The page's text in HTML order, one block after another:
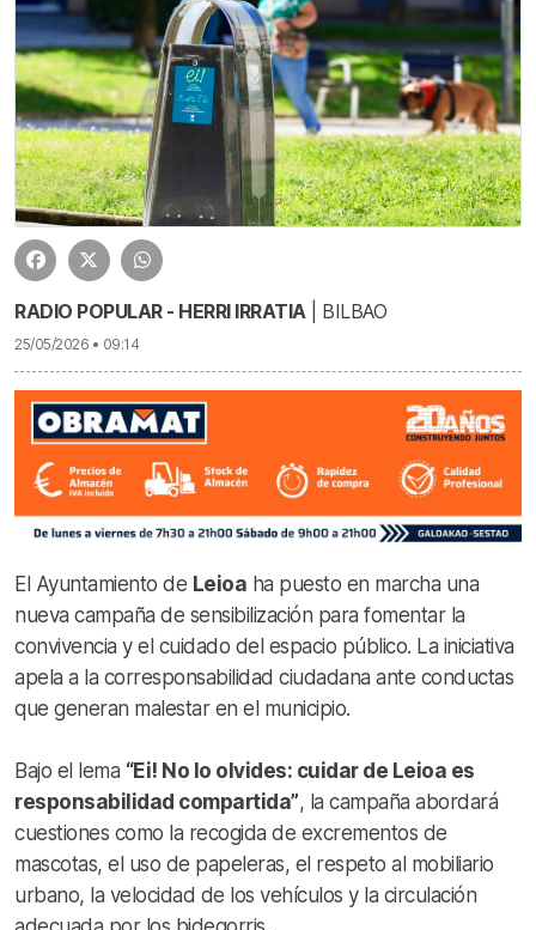
RADIO POPULAR - HERRI IRRATIA| BILBAO
25/05/2026 • 09:14
El Ayuntamiento de Leioa ha puesto en marcha una
nueva campaña de sensibilización para fomentar la
convivencia y el cuidado del espacio público. La iniciativa
apela a la corresponsabilidad ciudadana ante conductas
que generan malestar en el municipio.
Bajo el lema “Ei! No lo olvides: cuidar de Leioa es
responsabilidad compartida”, la campaña abordará
cuestiones como la recogida de excrementos de
mascotas, el uso de papeleras, el respeto al mobiliario
urbano, la velocidad de los vehículos y la circulación